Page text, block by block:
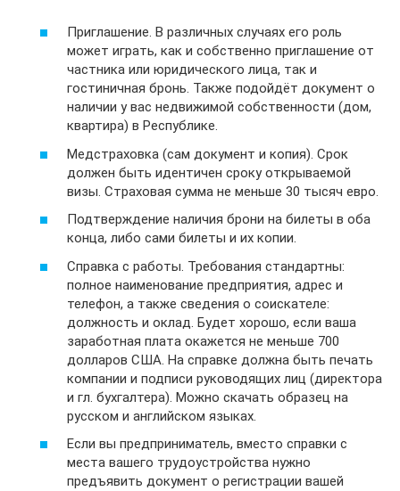
Приглашение. В различных случаях его роль
может играть, как и собственно приглашение от
частника или юридического лица, так и
гостиничная бронь. Также подойдёт документ о
наличии у вас недвижимой собственности (дом,
квартира) в Республике.
Медстраховка (сам документ и копия). Срок
должен быть идентичен сроку открываемой
визы. Страховая сумма не меньше 30 тысяч евро.
Подтверждение наличия брони на билеты в оба
конца, либо сами билеты и их копии.
Справка с работы. Требования стандартны:
полное наименование предприятия, адрес и
телефон, а также сведения о соискателе:
должность и оклад. Будет хорошо, если ваша
заработная плата окажется не меньше 700
долларов США. На справке должна быть печать
компании и подписи руководящих лиц (директора
и гл. бухгалтера). Можно скачать образец на
русском и английском языках.
Если вы предприниматель, вместо справки с
места вашего трудоустройства нужно
предъявить документ о регистрации вашей